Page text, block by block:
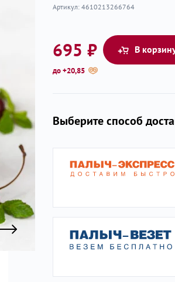
Артикул: 4610213266764
695 ₽ В
до +20,85
Выберите способ